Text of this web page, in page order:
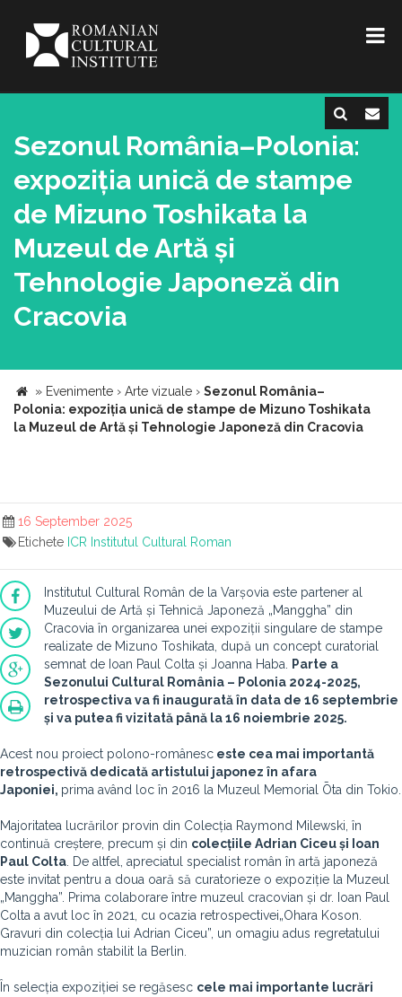
Sezonul România–Polonia:
expoziția unică de stampe
de Mizuno Toshikata la
Muzeul de Artă și
Tehnologie Japoneză din
Cracovia
» Evenimente › Arte vizuale › Sezonul România–
Polonia: expoziția unică de stampe de Mizuno Toshikata
la Muzeul de Artă și Tehnologie Japoneză din Cracovia
16 September 2025
Etichete ICR Institutul Cultural Roman
Institutul Cultural Român de la Varșovia este partener al
Muzeului de Artă și Tehnică Japoneză „Manggha” din
Cracovia în organizarea unei expoziții singulare de stampe
realizate de Mizuno Toshikata, după un concept curatorial
semnat de Ioan Paul Colta și Joanna Haba.
Parte a
Sezonului Cultural România – Polonia 2024-2025,
retrospectiva va fi inaugurată în data de 16 septembrie
și va putea fi vizitată până la 16 noiembrie 2025.
Acest nou proiect polono-românesc este cea mai importantă
retrospectivă dedicată artistului japonez în afara
Japoniei, prima având loc în 2016 la Muzeul Memorial Ōta din Tokio.
Majoritatea lucrărilor provin din Colecția Raymond Milewski, în
continuă creștere, precum și din colecțiile Adrian Ciceu și Ioan
Paul Colta . De altfel, apreciatul specialist român în artă japoneză
este invitat pentru a doua oară să curatorieze o expoziție la Muzeul
„Manggha”. Prima colaborare între muzeul cracovian și dr. Ioan Paul
Colta a avut loc în 2021, cu ocazia retrospectivei„Ohara Koson.
Gravuri din colecția lui Adrian Ciceu”, un omagiu adus regretatului
muzician român stabilit la Berlin.
În selecția expoziției se regăsesc cele mai importante lucrări